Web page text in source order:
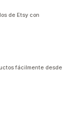
de Etsy con
fácilmente desde